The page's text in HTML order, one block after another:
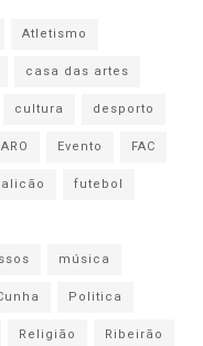
Atletismo
casa das artes
cultura
desporto
Evento
FAC
futebol
música
Politica
Religião
Ribeirão